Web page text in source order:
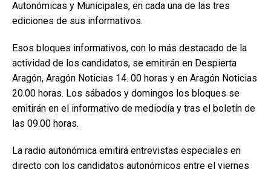
Autonómicas y Municipales, en cada una de las tres
ediciones de sus informativos.
Esos bloques informativos, con lo más destacado de la
actividad de los candidatos, se emitirán en Despierta
Aragón, Aragón Noticias 14. 00 horas y en Aragón Noticias
20.00 horas. Los sábados y domingos los bloques se
emitirán en el informativo de mediodía y tras el boletín de
las 09.00 horas.
La radio autonómica emitirá entrevistas especiales en
directo con los candidatos autonómicos entre el viernes